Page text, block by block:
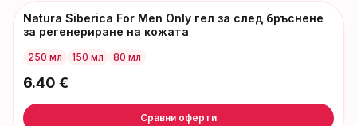
Natura Siberica For Men Only гел за след бръснене
за регенериране на кожата
250 мл 150 мл 80 мл
6.40 €
Сравни оферти